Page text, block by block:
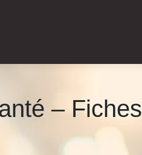
– Fiches